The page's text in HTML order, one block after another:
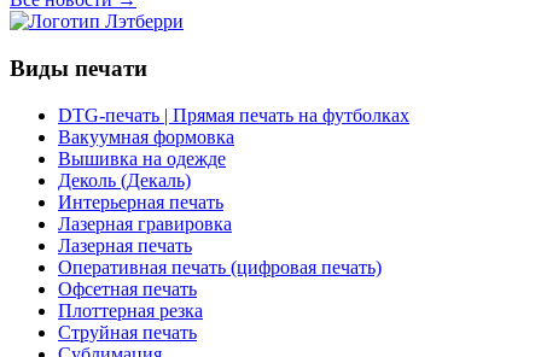
Виды печати
DTG-печать | Прямая печать на футболках
Вакуумная формовка
Вышивка на одежде
Деколь (Декаль)
Интерьерная печать
Лазерная гравировка
Лазерная печать
Оперативная печать (цифровая печать)
Офсетная печать
Плоттерная резка
Струйная печать